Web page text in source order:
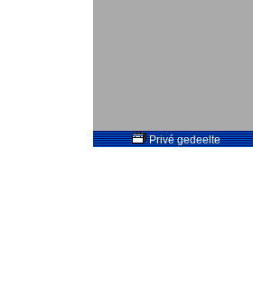
Privé gedeelte